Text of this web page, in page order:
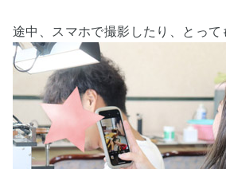
途中、スマホで撮影したり、とって